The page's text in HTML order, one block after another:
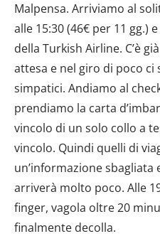
Malpensa. Arriviamo al
alle 15:30 (46€ per 11 gg.)
della Turkish Airline. C’è
attesa e nel giro di poco
simpatici. Andiamo al
prendiamo la carta
vincolo di un solo collo a
vincolo. Quindi quelli di
un’informazione sbagliata
arriverà molto poco. Alle
finger, vagola oltre 20
finalmente decolla.